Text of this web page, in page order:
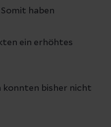
Somit haben
ein erhöhtes
bisher nicht